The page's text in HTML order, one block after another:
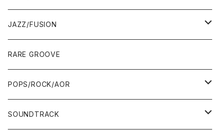
WEST COAST/SOUTH
JAPAN ONLY RELEASE/REMIX
WEST COAST/SOUTH
MID〜LATE 90'S
CD-R/DEMO/SAMPLE
CD ALBUM
80'S
60'S/70'S
80'S
60'S/70'S
80'S
12"/7"
60'S/70'S
80'S
LP
70'S
80'S
12"/7"
70'S
80'S
JAZZ/FUSION
JAZZ
FUSION
RARE GROOVE
POPS/ROCK/AOR
POPS/S.S.W.
SOUNDTRACK